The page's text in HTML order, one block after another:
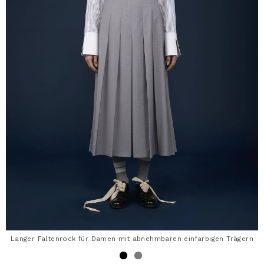
Langer Faltenrock für Damen mit abnehmbaren einfarbigen Trägern